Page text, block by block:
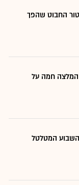
החבוט שהפך
המלצה חמה על
השבוע המטלטל